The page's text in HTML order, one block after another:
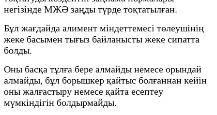
негізінде МЖӘ заңды түрде тоқтатылған.
Бұл жағдайда алимент міндеттемесі төлеушінің
жеке басымен тығыз байланысты жеке сипатта
болды.
Оны басқа тұлға бере алмайды немесе орындай
алмайды, бұл борышкер қайтыс болғаннан кейін
оны жалғастыру немесе қайта есептеу
мүмкіндігін болдырмайды.